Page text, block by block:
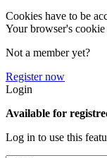
Cookies have to be
Your browser's
Not a member yet?
Register now
Login
Available for
Log in to use this